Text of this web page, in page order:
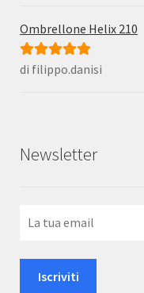
Ombrellone Helix 210
Valutato5 su
di filippo.danisi
Newsletter